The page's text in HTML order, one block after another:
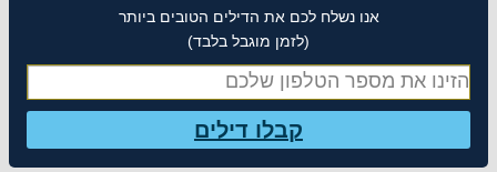
אנו נשלח לכם את הדילים הטובים ביותר
(לזמן מוגבל בלבד)
קבלו דילים